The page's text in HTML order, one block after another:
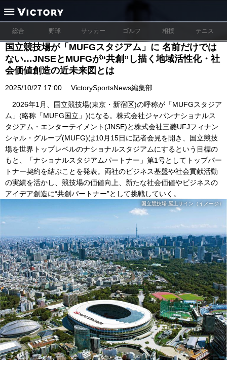
総合 野球 サッカー ゴルフ 相撲 テニス
国立競技場が「MUFGスタジアム」に 名前だけでは
ない…JNSEとMUFGが“共創”し描く地域活性化・社
会価値創造の近未来図とは
2025/10/27 17:00 VictorySportsNews編集部
2026年1月、国立競技場(東京・新宿区)の呼称が「MUFGスタジア
ム」(略称「MUFG国立」)になる。株式会社ジャパンナショナルス
タジアム・エンターテイメント(JNSE)と株式会社三菱UFJフィナン
シャル・グループ(MUFG)は10月15日に記者会見を開き、国立競技
場を世界トップレベルのナショナルスタジアムにするという目標の
もと、「ナショナルスタジアムパートナー」第1号としてトップパー
トナー契約を結ぶことを発表。両社のビジネス基盤や社会貢献活動
の実績を活かし、競技場の価値向上、新たな社会価値やビジネスの
アイデア創造に“共創パートナー”として挑戦していく。
国立競技場 屋上サイン（イメージ）